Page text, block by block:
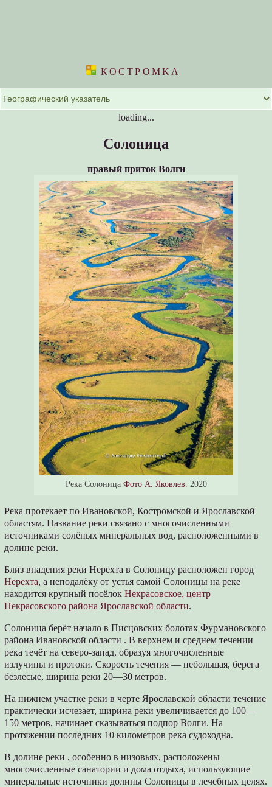
КОСТРОМKА
loading...
Солоница
правый приток Волги
Река Солоница Фото А. Яковлев. 2020
Река протекает по Ивановской, Костромской и Ярославской
областям. Название реки связано с многочисленными
источниками солёных минеральных вод, расположенными в
долине реки.
Близ впадения реки Нерехта в Солоницу расположен город
Нерехта, а неподалёку от устья самой Солоницы на реке
находится крупный посёлокНекрасовское, центр
Некрасовского района Ярославской области.
Солоница берёт начало в Писцовских болотах Фурмановского
района Ивановской области . В верхнем и среднем течении
река течёт на северо-запад, образуя многочисленные
излучины и протоки. Скорость течения — небольшая, берега
безлесые, ширина реки 20—30 метров.
На нижнем участке реки в черте Ярославской области течение
практически исчезает, ширина реки увеличивается до 100—
150 метров, начинает сказываться подпор Волги. На
протяжении последних 10 километров река судоходна.
В долине реки , особенно в низовьях, расположены
многочисленные санатории и дома отдыха, использующие
минеральные источники долины Солоницы в лечебных целях.